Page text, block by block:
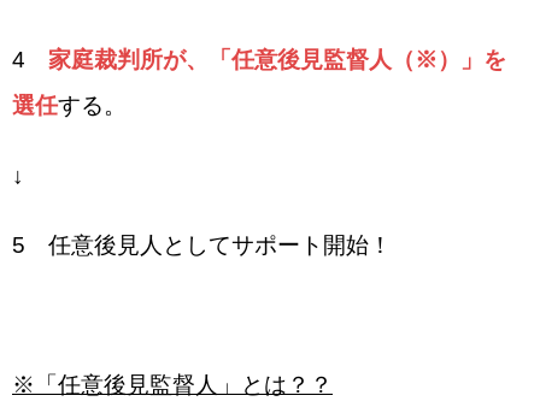
4 家庭裁判所が、「任意後見監督人（※）」を
選任する。
↓
5 任意後見人としてサポート開始！
※「任意後見監督人」とは？？